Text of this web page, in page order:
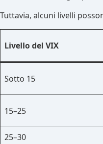
Tuttavia, alcuni livelli
Livello del VIX
Sotto 15
15–25
25–30